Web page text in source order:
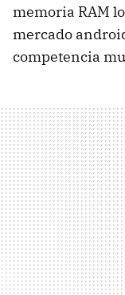
memoria RAM
mercado
competencia